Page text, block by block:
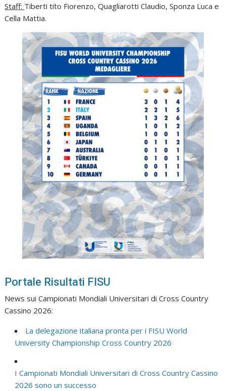
Staff: Tiberti tito Fiorenzo, Quagliarotti Claudio, Sponza Luca e
Cella Mattia.
Portale Risultati FISU
News sui Campionati Mondiali Universitari di Cross Country
Cassino 2026:
La delegazione italiana pronta per i FISU World
University Championship Cross Country 2026
I Campionati Mondiali Universitari di Cross Country Cassino
2026 sono un successo